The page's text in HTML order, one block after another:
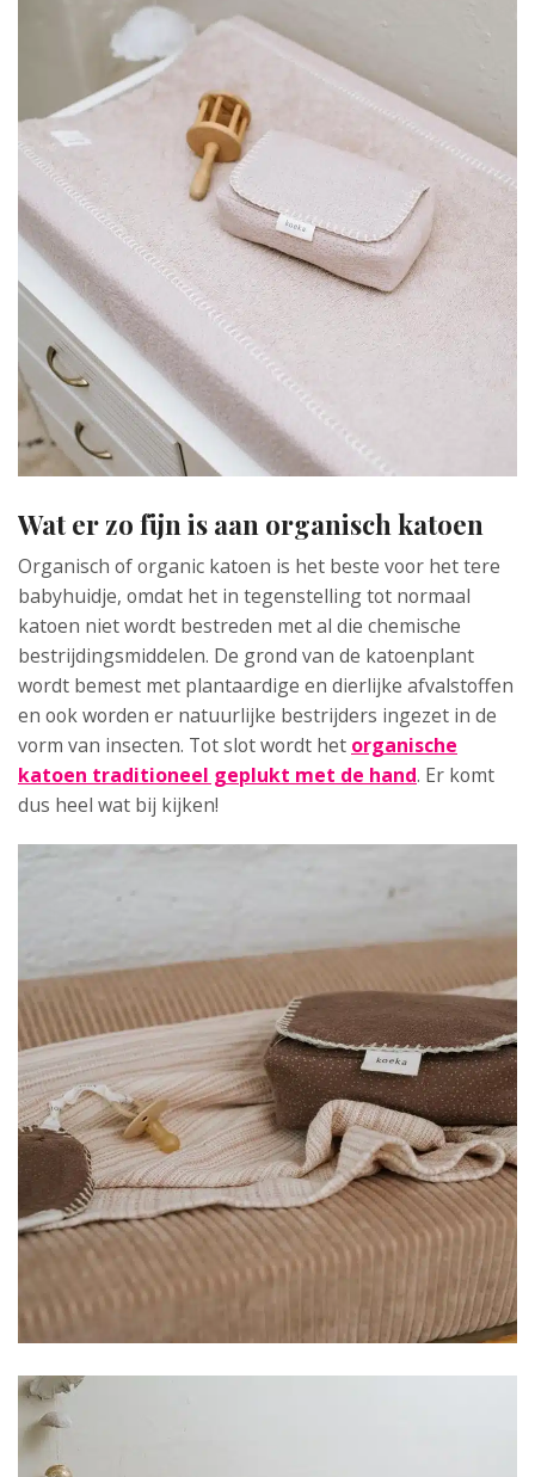
Wat er zo fijn is aan organisch katoen
Organisch of organic katoen is het beste voor het tere
babyhuidje, omdat het in tegenstelling tot normaal
katoen niet wordt bestreden met al die chemische
bestrijdingsmiddelen. De grond van de katoenplant
wordt bemest met plantaardige en dierlijke afvalstoffen
en ook worden er natuurlijke bestrijders ingezet in de
vorm van insecten. Tot slot wordt het organische
katoen traditioneel geplukt met de hand. Er komt
dus heel wat bij kijken!